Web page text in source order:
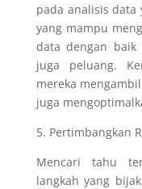
pada analisis data
yang mampu
data dengan
juga peluang.
mereka
juga
5. Pertimbangkan
Mencari tahu
langkah yang